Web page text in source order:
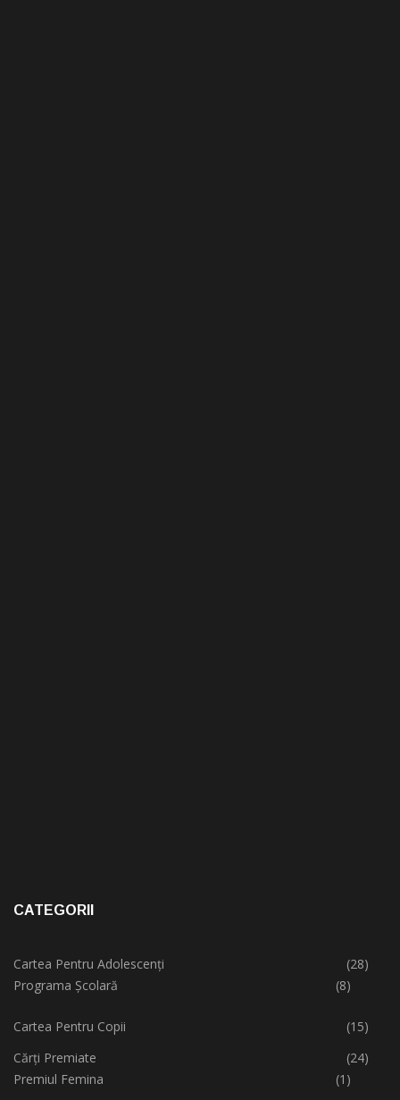
CATEGORII
Cartea Pentru Adolescenți
(28)
Programa Școlară
(8)
Cartea Pentru Copii
(15)
Cărți Premiate
(24)
Premiul Femina
(1)